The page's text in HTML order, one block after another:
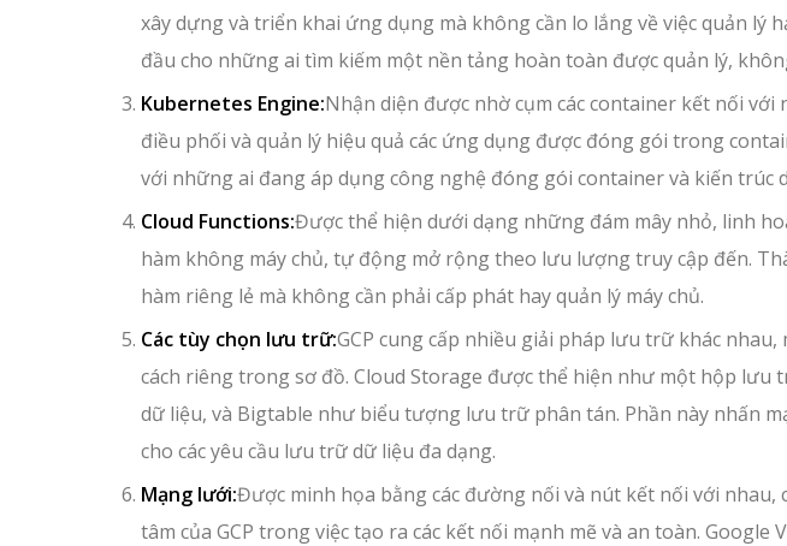
xây dựng và triển khai ứng dụng mà không cần lo lắng về việc quản lý
đầu cho những ai tìm kiếm một nền tảng hoàn toàn được quản lý,
Kubernetes Engine:Nhận diện được nhờ cụm các container kết nối với
điều phối và quản lý hiệu quả các ứng dụng được đóng gói trong
với những ai đang áp dụng công nghệ đóng gói container và kiến trúc
Cloud Functions:Được thể hiện dưới dạng những đám mây nhỏ, linh
hàm không máy chủ, tự động mở rộng theo lưu lượng truy cập đến.
hàm riêng lẻ mà không cần phải cấp phát hay quản lý máy chủ.
Các tùy chọn lưu trữ:GCP cung cấp nhiều giải pháp lưu trữ khác
cách riêng trong sơ đồ. Cloud Storage được thể hiện như một hộp lưu
dữ liệu, và Bigtable như biểu tượng lưu trữ phân tán. Phần này nhấn
cho các yêu cầu lưu trữ dữ liệu đa dạng.
Mạng lưới:Được minh họa bằng các đường nối và nút kết nối với
tâm của GCP trong việc tạo ra các kết nối mạnh mẽ và an toàn. Google